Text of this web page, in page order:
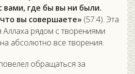
вами, где бы вы ни были.
вы совершаете» (57:4). Эта
Аллаха рядом с творениями
абсолютно все творения.
обращаться за